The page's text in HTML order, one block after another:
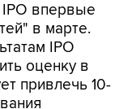
впервые
в марте.
IPO
оценку в
привлечь 10-